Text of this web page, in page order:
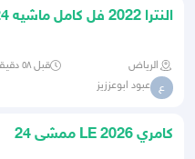
الرياض قبل ٥٨ دقيقة
ع عبود ابوعززيز
كامري 2026 LE ممشى 24